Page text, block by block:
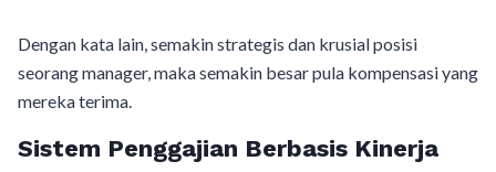
Dengan kata lain, semakin strategis dan krusial posisi
seorang manager, maka semakin besar pula kompensasi yang
mereka terima.
Sistem Penggajian Berbasis Kinerja